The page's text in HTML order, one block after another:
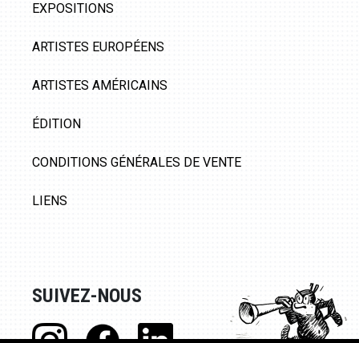
EXPOSITIONS
ARTISTES EUROPÉENS
ARTISTES AMÉRICAINS
ÉDITION
CONDITIONS GÉNÉRALES DE VENTE
LIENS
SUIVEZ-NOUS